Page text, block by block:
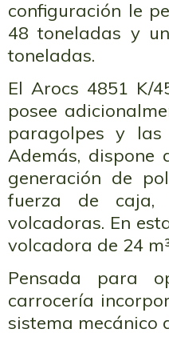
configuración le
48 toneladas y
toneladas.
El Arocs 4851 K/
posee
paragolpes y
Además, dispone
generación de
fuerza de caja,
volcadoras. En
volcadora de 24
Pensada para
carrocería
sistema mecánico